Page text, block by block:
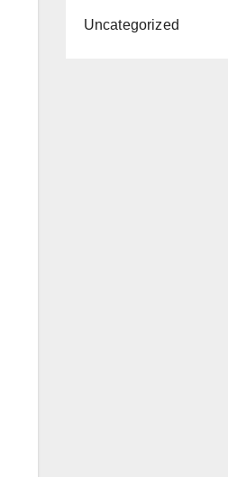
Uncategorized